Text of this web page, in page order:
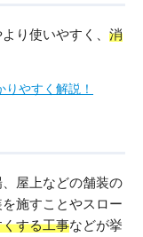
り使いやすく、 消
やすく解説！
屋上などの舗装の
施すことやスロー
する工事などが挙